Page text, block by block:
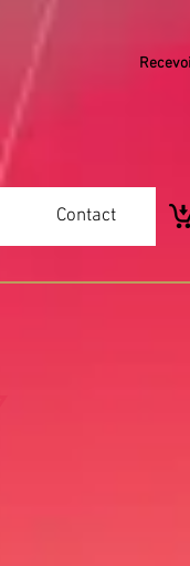
Contact